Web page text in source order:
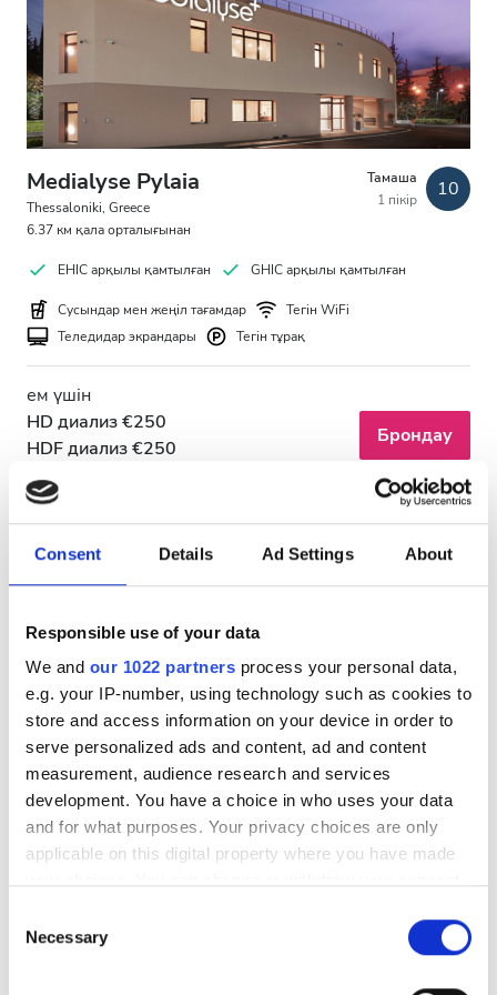
Consent Details Ad Settings About
Responsible use of your data
We and our 1022 partners process your personal data,
e.g. your IP-number, using technology such as cookies to
store and access information on your device in order to
serve personalized ads and content, ad and content
measurement, audience research and services
development. You have a choice in who uses your data
and for what purposes. Your privacy choices are only
applicable on this digital property where you have made
the Privacy trigger icon.
Selection
Necessary
АИТВ пациенттері
В гепатиті бар пациенттер
С гепатиті бар пациенттер
GHIC
Сусындар мен жеңіл тағамдар
Тегін WiFi
Теледидар экрандары
Тегін тұрақ
100 - 200 EUR
200 - 300 EUR
300+ EUR
Ауысымдар
Medialyse Pylaia
Thessaloniki, Greece
6.37 км қала орталығынан
Тамаша
1 пікір
10
EHIC арқылы қамтылған GHIC арқылы қамтылған
Сусындар мен жеңіл тағамдар
Тегін WiFi
Теледидар экрандары
Тегін тұрақ
ем үшін
HD диализ €250
HDF диализ €250
Брондау
Nefrologiki Thessalonikis
Thessaloniki, Greece
16.84 км қала орталығынан
Тамаша
1 пікір
EHIC арқылы қамтылған GHIC арқылы қамтылған
Сусындар мен жеңіл тағамдар
Тегін WiFi